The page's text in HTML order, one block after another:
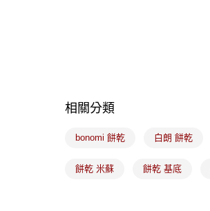
相關分類
bonomi 餅乾 白朗 餅乾
餅乾 米蘇 餅乾 基底